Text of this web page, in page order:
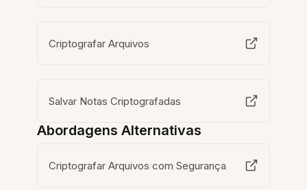
Criptografar Arquivos
Salvar Notas Criptografadas
Abordagens Alternativas
Criptografar Arquivos com Segurança